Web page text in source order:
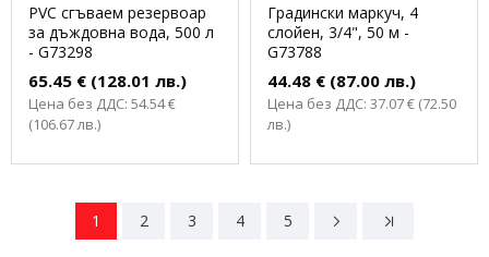
PVC сгъваем резервоар
за дъждовна вода, 500 л
- G73298
65.45 € (128.01 лв.)
Цена без ДДС: 54.54 €
(106.67 лв.)
Градински маркуч, 4
слойен, 3/4", 50 м -
G73788
44.48 € (87.00 лв.)
Цена без ДДС: 37.07 € (72.50
лв.)
1 2 3 4 5